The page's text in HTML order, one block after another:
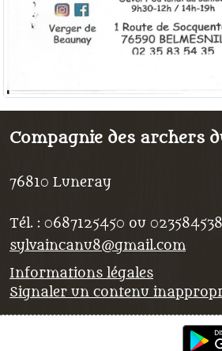
Compagnie des archers
76810 Luneray
Tél. : 0687125450 ou
sylvaincanu8@gmail.com
Informations légales
Signaler un contenu